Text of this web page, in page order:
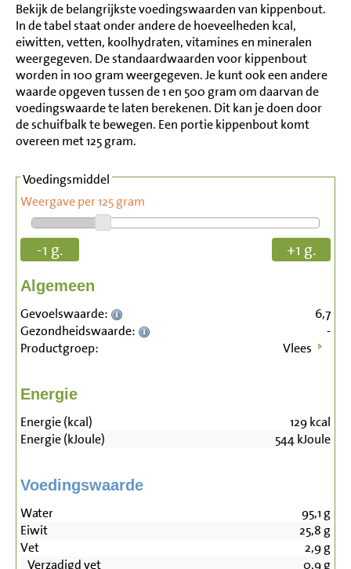
Bekijk de belangrijkste voedingswaarden van kippenbout.
In de tabel staat onder andere de hoeveelheden kcal,
eiwitten, vetten, koolhydraten, vitamines en mineralen
weergegeven. De standaardwaarden voor kippenbout
worden in 100 gram weergegeven. Je kunt ook een andere
waarde opgeven tussen de 1 en 500 gram om daarvan de
voedingswaarde te laten berekenen. Dit kan je doen door
de schuifbalk te bewegen. Een portie kippenbout komt
overeen met 125 gram.
Voedingsmiddel
Weergave per 125 gram
-1 g. +1 g.
Algemeen
Gevoelswaarde:
6,7
Gezondheidswaarde:
-
Productgroep:
Vlees
Energie
Energie (kcal) 129kcal
Energie (kJoule)
544kJoule
Voedingswaarde
Water 95,1 g
Eiwit
25,8 g
Vet
2,9g
Verzadigd vet
0,9g